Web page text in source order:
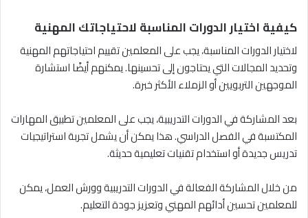
كيفية اختيار الدورات المناسبة لاحتياجاتك المهنية
لاختيار الدورات المناسبة، يجب على المعلمين تقييم احتياجاتهم المهنية
وتحديد المجالات التي يحتاجون إلى تحسينها. يمكنهم أيضًا استشارة
الموجهين التربويين أو الزملاء الأكثر خبرة.
بعد المشاركة في الدورات التدريبية، يجب على المعلمين تطبيق المهارات
المكتسبة في الفصل الدراسي. هذا يمكن أن يشمل تجربة استراتيجيات
تدريس جديدة أو استخدام تقنيات تعليمية حديثة.
من خلال المشاركة الفعالة في الدورات التدريبية وورش العمل، يمكن
للمعلمين تحسين أدائهم المهني وتعزيز جودة التعليم.